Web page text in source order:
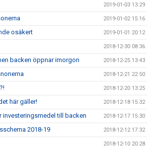
2019-01-03 13:29
2019-01-02 15:16
osäkert 2019-01-01 20:12
2018-12-30 08:36
backen öppnar imorgon 2018-12-25 13:43
2018-12-21 22:50
2018-12-20 13:25
här gäller! 2018-12-18 15:32
investeringsmedel till backen 2018-12-17 15:30
2018-19 2018-12-12 17:32
2018-12-10 20:28